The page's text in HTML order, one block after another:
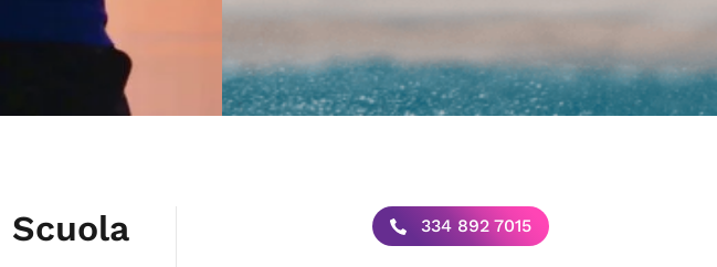
334 892 7015